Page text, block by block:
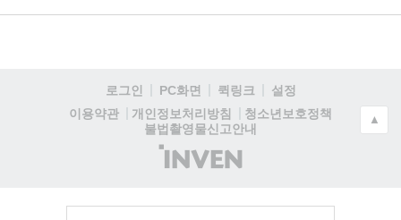
로그인 PC화면 퀵링크
설정
이용약관
개인정보처리방침
청소년보호정책
불법촬영물신고안내
(주)
인
▲